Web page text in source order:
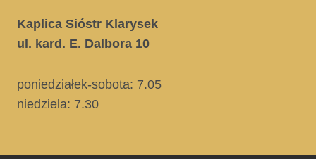
Kaplica Sióstr Klarysek
ul. kard. E. Dalbora 10
poniedziałek-sobota: 7.05
niedziela: 7.30